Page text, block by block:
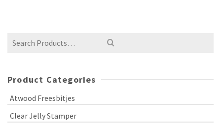
Product Categories
Atwood Freesbitjes
Clear Jelly Stamper